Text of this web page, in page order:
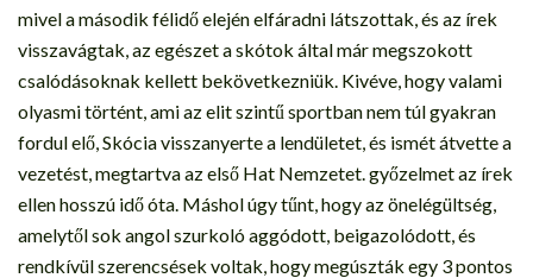
mivel a második félidő elején elfáradni látszottak, és az írek
visszavágtak, az egészet a skótok által már megszokott
csalódásoknak kellett bekövetkezniük. Kivéve, hogy valami
olyasmi történt, ami az elit szintű sportban nem túl gyakran
fordul elő, Skócia visszanyerte a lendületet, és ismét átvette a
vezetést, megtartva az első Hat Nemzetet. győzelmet az írek
ellen hosszú idő óta. Máshol úgy tűnt, hogy az önelégültség,
amelytől sok angol szurkoló aggódott, beigazolódott, és
rendkívül szerencsések voltak, hogy megúszták egy 3 pontos